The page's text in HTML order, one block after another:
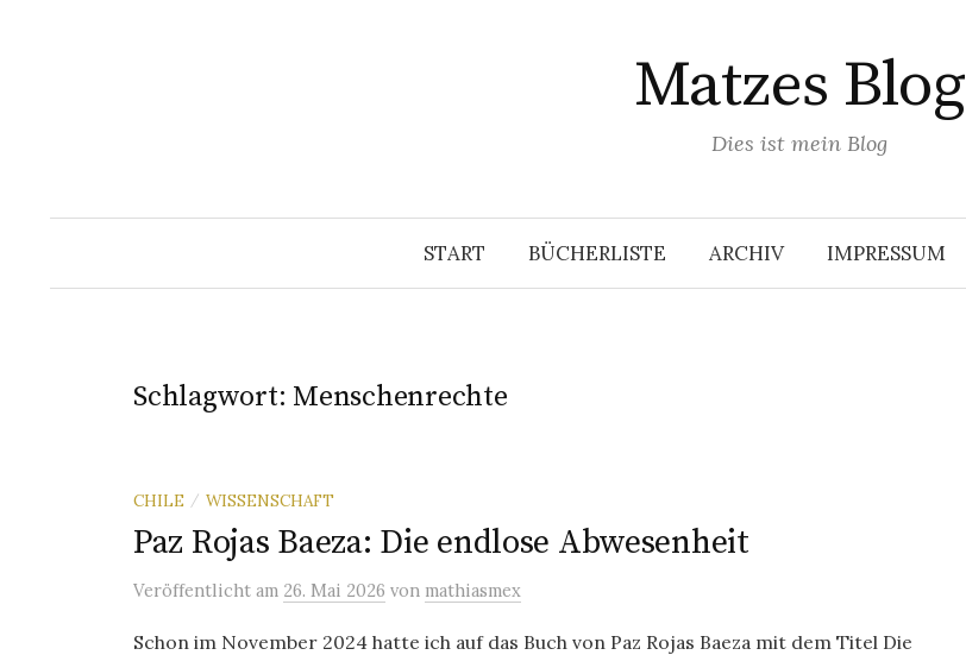
Matzes Blog
Dies ist mein Blog
START BÜCHERLISTE ARCHIV IMPRESSUM
Schlagwort: Menschenrechte
CHILE / WISSENSCHAFT
Paz Rojas Baeza: Die endlose Abwesenheit
Veröffentlicht am 26. Mai 2026 von mathiasmex
Schon im November 2024 hatte ich auf das Buch von Paz Rojas Baeza mit dem Titel Die